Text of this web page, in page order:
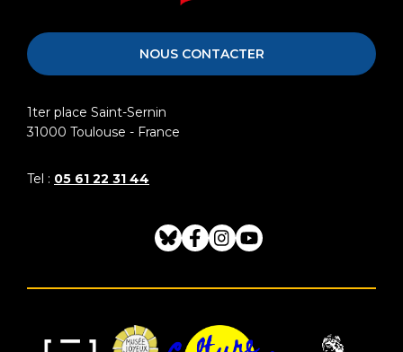
NOUS CONTACTER
1ter place Saint-Sernin
31000 Toulouse - France
Tel : 05 61 22 31 44
BlueskyFacebook
Instagram
Youtube